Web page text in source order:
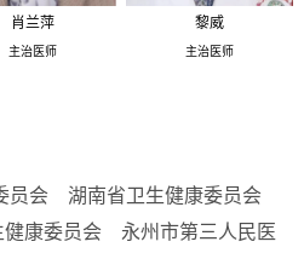
肖兰萍
主治医师
黎威
主治医师
员会
湖南省卫生健康委员会
健康委员会
永州市第三人民医